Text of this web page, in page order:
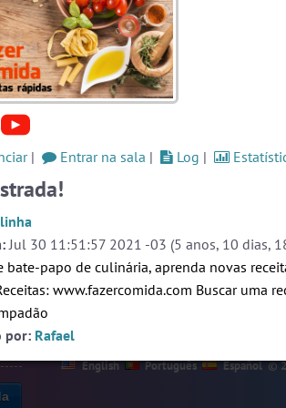
#Denuncias
#LoveHits
#RadioModao
de
las
por
de
el
de
English Português Español ©
| Entrar na sala | Log |
Jul 30 11:51:57 2021 -03 (5 anos, 10 dias,
bate-papo de culinária, aprenda novas
www.fazercomida.com Buscar uma
por: Rafael